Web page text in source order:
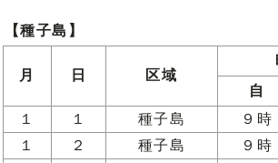
【種子島】
月 日 区域
自
１
１ 種子島 ９時
１
２ 種子島 ９時